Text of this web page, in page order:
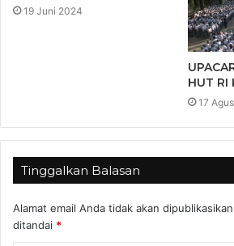
19 Juni 2024
HUT RI
17
Tinggalkan Balasan
Alamat email Anda tidak akan
ditandai *